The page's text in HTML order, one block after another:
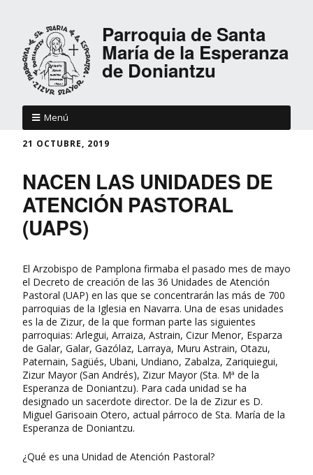
Parroquia de Santa
María de la Esperanza
de Doniantzu
Menú
21 OCTUBRE, 2019
NACEN LAS UNIDADES DE
ATENCIÓN PASTORAL
(UAPS)
El Arzobispo de Pamplona firmaba el pasado mes de mayo
el Decreto de creación de las 36 Unidades de Atención
Pastoral (UAP) en las que se concentrarán las más de 700
parroquias de la Iglesia en Navarra. Una de esas unidades
es la de Zizur, de la que forman parte las siguientes
parroquias: Arlegui, Arraiza, Astrain, Cizur Menor, Esparza
de Galar, Galar, Gazólaz, Larraya, Muru Astrain, Otazu,
Paternain, Sagüés, Ubani, Undiano, Zabalza, Zariquiegui,
Zizur Mayor (San Andrés), Zizur Mayor (Sta. Mª de la
Esperanza de Doniantzu). Para cada unidad se ha
designado un sacerdote director. De la de Zizur es D.
Miguel Garisoain Otero, actual párroco de Sta. María de la
Esperanza de Doniantzu.
¿Qué es una Unidad de Atención Pastoral?